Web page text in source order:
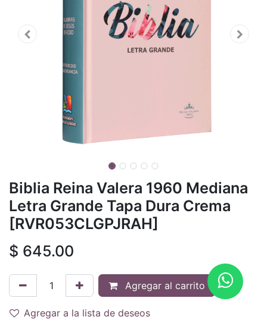
Biblia Reina Valera 1960 Mediana
Letra Grande Tapa Dura Crema
[RVR053CLGPJRAH]
$ 645.00
Agregar al carrito
Agregar a la lista de deseos